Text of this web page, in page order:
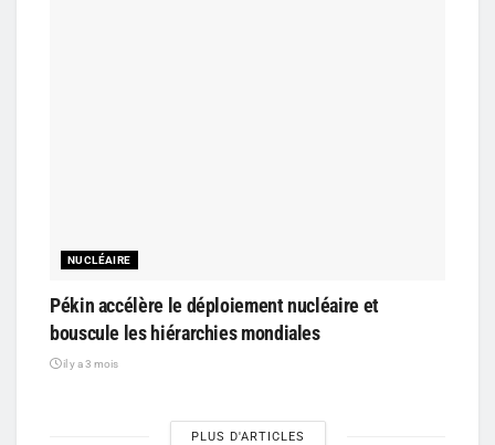
NUCLÉAIRE
Pékin accélère le déploiement nucléaire et
bouscule les hiérarchies mondiales
il y a 3 mois
PLUS D'ARTICLES